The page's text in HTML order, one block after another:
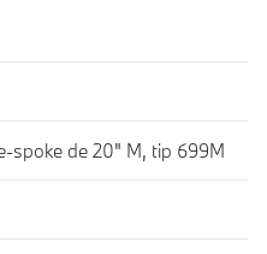
spoke de 20" M, tip 699M